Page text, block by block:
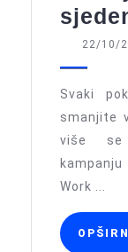
22/10/
Svaki
smanjite
više se
Work ...